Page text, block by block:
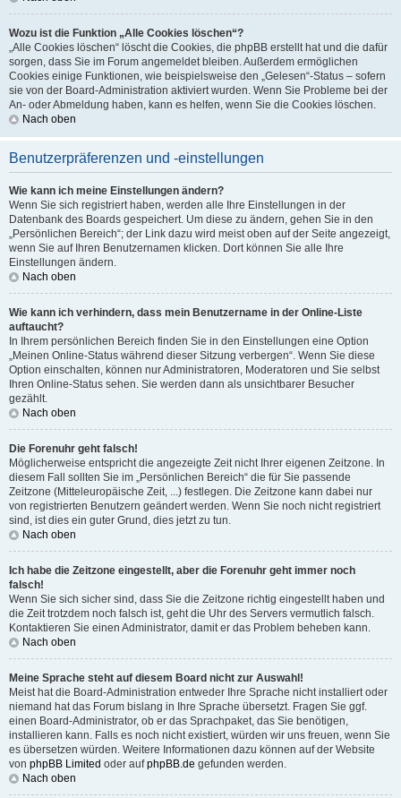
Wozu ist die Funktion „Alle Cookies löschen“?
„Alle Cookies löschen“ löscht die Cookies, die phpBB erstellt hat und die dafür
sorgen, dass Sie im Forum angemeldet bleiben. Außerdem ermöglichen
Cookies einige Funktionen, wie beispielsweise den „Gelesen“-Status – sofern
sie von der Board-Administration aktiviert wurden. Wenn Sie Probleme bei der
An- oder Abmeldung haben, kann es helfen, wenn Sie die Cookies löschen.
Nach oben
Benutzerpräferenzen und -einstellungen
Wie kann ich meine Einstellungen ändern?
Wenn Sie sich registriert haben, werden alle Ihre Einstellungen in der
Datenbank des Boards gespeichert. Um diese zu ändern, gehen Sie in den
„Persönlichen Bereich“; der Link dazu wird meist oben auf der Seite angezeigt,
wenn Sie auf Ihren Benutzernamen klicken. Dort können Sie alle Ihre
Einstellungen ändern.
Nach oben
Wie kann ich verhindern, dass mein Benutzername in der Online-Liste
auftaucht?
In Ihrem persönlichen Bereich finden Sie in den Einstellungen eine Option
„Meinen Online-Status während dieser Sitzung verbergen“. Wenn Sie diese
Option einschalten, können nur Administratoren, Moderatoren und Sie selbst
Ihren Online-Status sehen. Sie werden dann als unsichtbarer Besucher
gezählt.
Nach oben
Die Forenuhr geht falsch!
Möglicherweise entspricht die angezeigte Zeit nicht Ihrer eigenen Zeitzone. In
diesem Fall sollten Sie im „Persönlichen Bereich“ die für Sie passende
Zeitzone (Mitteleuropäische Zeit, ...) festlegen. Die Zeitzone kann dabei nur
von registrierten Benutzern geändert werden. Wenn Sie noch nicht registriert
sind, ist dies ein guter Grund, dies jetzt zu tun.
Nach oben
Ich habe die Zeitzone eingestellt, aber die Forenuhr geht immer noch
falsch!
Wenn Sie sich sicher sind, dass Sie die Zeitzone richtig eingestellt haben und
die Zeit trotzdem noch falsch ist, geht die Uhr des Servers vermutlich falsch.
Kontaktieren Sie einen Administrator, damit er das Problem beheben kann.
Nach oben
Meine Sprache steht auf diesem Board nicht zur Auswahl!
Meist hat die Board-Administration entweder Ihre Sprache nicht installiert oder
niemand hat das Forum bislang in Ihre Sprache übersetzt. Fragen Sie ggf.
einen Board-Administrator, ob er das Sprachpaket, das Sie benötigen,
installieren kann. Falls es noch nicht existiert, würden wir uns freuen, wenn Sie
es übersetzen würden. Weitere Informationen dazu können auf der Website
von phpBB Limited oder aufphpBB.de gefunden werden.
Nach oben